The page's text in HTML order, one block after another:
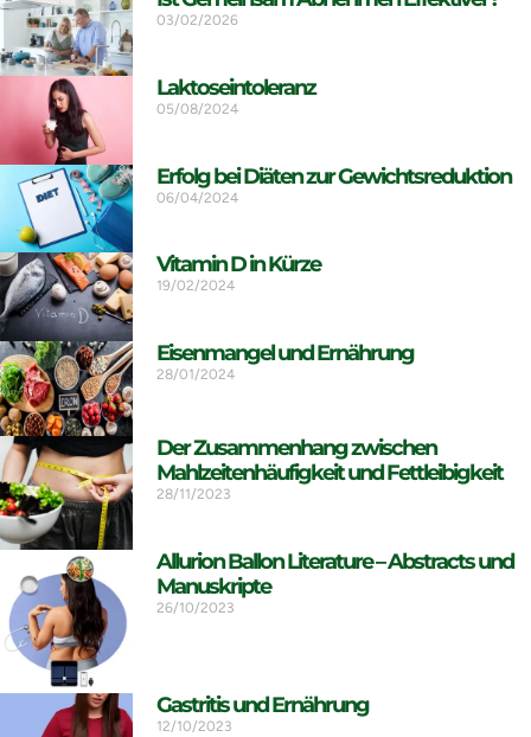
03/02/2026
Laktoseintoleranz
05/08/2024
Erfolg bei Diäten zur Gewichtsreduktion
06/04/2024
Vitamin D in Kürze
19/02/2024
Eisenmangel und Ernährung
28/01/2024
Der Zusammenhang zwischen
Mahlzeitenhäufigkeit und Fettleibigkeit
28/11/2023
Allurion Ballon Literature – Abstracts und
Manuskripte
26/10/2023
Gastritis und Ernährung
12/10/2023